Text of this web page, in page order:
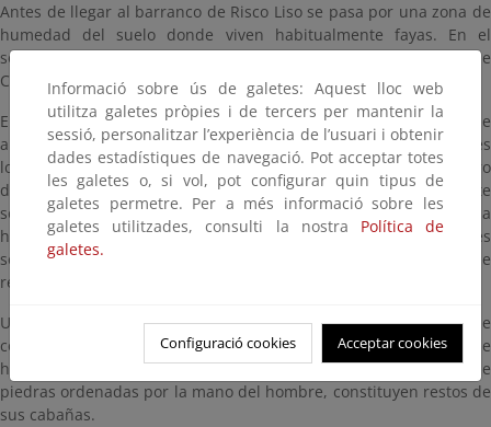
Antes de llegar al barranco de Risco Liso se pasa por una zona de
humedad del suelo donde viven habitualmente fayas. En el
sotobosque dominan unas plantas invasoras procedentes de
Centroamérica conocidas como haraganes.
Entre 1.994 y 1.995, una gran sequía provocó la muerte de
algunas de las fayas, lo que no habían conseguido hasta entonces
los incendios (pues tras un incendio se muere la parte aérea, pero
del cuello de la raíz salen nuevos brotes). Con la sequía la muerte
sobrevino a las plantas que estaban en los extremos de la
humedad. Parte de las fayas perdieron muchas hojas y se les
secaron algunas ramas, pero tras las lluvias de 1.996 se
recuperaron.
Un poco después, a la izquierda del camino, una piedra grande
con una oquedad fue utilizada por aborígenes, encontrándose
hace tiempo cerámica en su interior. A la derecha, un conjunto de
piedras ordenadas por la mano del hombre, constituyen restos de
sus cabañas.
Informació sobre ús de galetes: Aquest lloc web
utilitza galetes pròpies i de tercers per mantenir la
sessió, personalitzar l’experiència de l’usuari i obtenir
dades estadístiques de navegació. Pot acceptar totes
les galetes o, si vol, pot configurar quin tipus de
galetes permetre. Per a més informació sobre les
galetes utilitzades, consulti la nostra Política de
galetes.
Configuració cookies Acceptar cookies